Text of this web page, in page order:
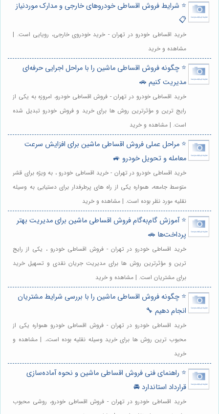
⭐️ شرایط فروش اقساطی خودروهای خارجی و مدارک موردنیاز
📋
خرید اقساطی خودرو در تهران - خرید خودروی خارجی، رویایی است. |
مشاهده و خرید
⭐️ چگونه فروش اقساطی ماشین را با مراحل اجرایی حرفه‌ای
مدیریت کنیم 🚗
خرید اقساطی خودرو در تهران - فروش اقساطی خودرو، امروزه به یکی از
رایج ترین و مؤثرترین روش ها برای خرید و فروش خودرو تبدیل شده
است. | مشاهده و خرید
⭐️ مراحل عملی فروش اقساطی ماشین برای افزایش سرعت
معامله و تحویل خودرو 🚙
خرید اقساطی خودرو در تهران - خرید اقساطی خودرو ، به ویژه برای قشر
متوسط جامعه، همواره یکی از راه های پرطرفدار برای دستیابی به وسیله
نقلیه مورد نظر بوده است. | مشاهده و خرید
⭐️ آموزش گام‌به‌گام فروش اقساطی ماشین برای مدیریت بهتر
پرداخت‌ها 🚗
خرید اقساطی خودرو در تهران - فروش اقساطی خودرو ، یکی از رایج
ترین و مؤثرترین روش ها برای مدیریت جریان نقدی و تسهیل خرید
برای مشتریان است. | مشاهده و خرید
⭐️ چگونه فروش اقساطی ماشین را با بررسی شرایط مشتریان
انجام دهیم 🔧
خرید اقساطی خودرو در تهران - فروش اقساطی خودرو همواره یکی از
محبوب ترین روش ها برای خرید وسیله نقلیه بوده است،. | مشاهده و
خرید
⭐️ راهنمای فنی فروش اقساطی ماشین و نحوه آماده‌سازی
قرارداد استاندارد 🚘
خرید اقساطی خودرو در تهران - فروش اقساطی خودرو، روشی محبوب